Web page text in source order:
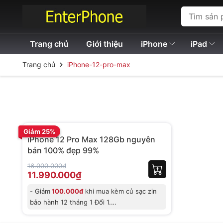
Trang chủ Giới thiệu iPhone iPad
Trang chủ iPhone-12-pro-max
Giảm 25%
iPhone 12 Pro Max 128Gb nguyên
bản 100% đẹp 99%
16.000.000₫
11.990.000₫
- Giảm100.000đkhi mua kèm củ sạc zin
bảo hành 12 tháng 1 Đổi 1.